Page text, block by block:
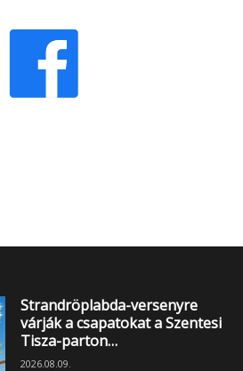
Strandröplabda-versenyre
várják a csapatokat a Szentesi
Tisza-parton…
2026.08.09.